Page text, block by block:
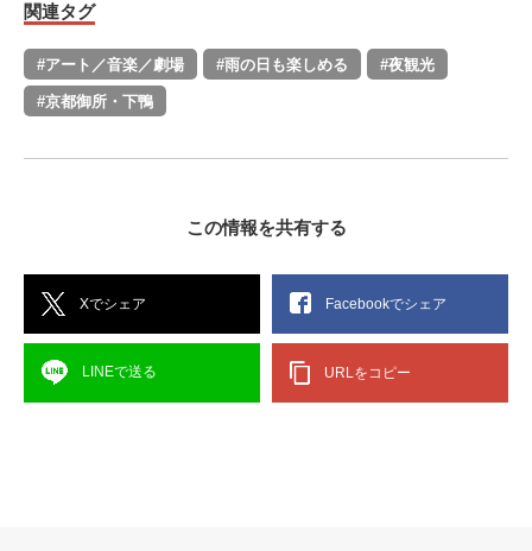
関連タグ
#アート／音楽／劇場 #雨の日も楽しめる #夜観光
#京都御所・下鴨
この情報を共有する
Xでシェア Facebookでシェア
LINEで送る URLをコピー